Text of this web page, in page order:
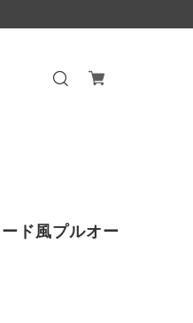
ド風プルオー